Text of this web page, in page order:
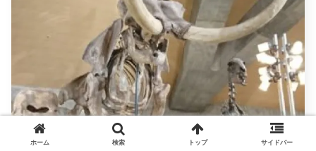
ホーム 検索 トップ サイドバー